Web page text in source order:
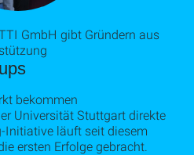
GmbH gibt Gründern aus
bekommen
Universität Stuttgart direkte
Initiative läuft seit diesem
ersten Erfolge gebracht.